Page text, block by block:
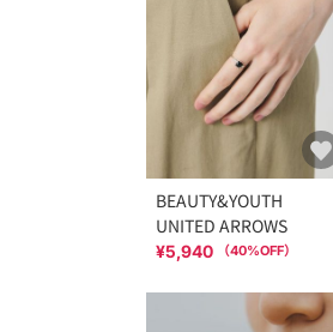
BEAUTY&YOUTH
UNITED ARROWS
¥5,940 （40%OFF）